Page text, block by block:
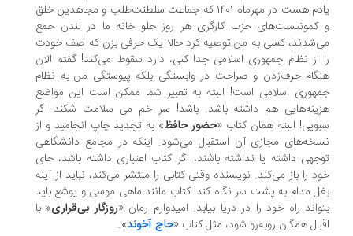
یادم هست در مهرماه ۱۴۰۱ که جماعت سلطنت‌طلب و مجاهدین خلق
حزب کارگری هر روز جلو خانه ما در لندن جمع
کسی به من توصیه کرد حالا یک حرفی بزن که صف خودت
از نظام جمهوری اسلامی جدا کنی، دارد سقوط می‌کند! گفتم الان
حرف‌زدن و صراحت در وابستگی بلکه پیوستگی من به نظام
اسلامی است! البته به تعبیر شما ممکن است این مواضع
هم داشته باشد. باشد! سر خم می‌ سلامت شکند اگر
البته همان کتاب « حضور حافظ» به تجدید چاپ انجامید و از
مجازی آن استقبال می‌شود. اینکه در مجامع دانشگاهی
داشته یا نداشته باشند، اگر کتاب اعتباری داشته باشد، جای
را باز می‌کند. نویسنده وقتی کتابی را منتشر می‌کند، نباید از آینه
مدام به پشت سر نگاه کند!‌ کتاب مانند ماهی موسی و یوشع باید
راه خود را در دریا بیابد. امیدوارم رمان « روزگار بی‌قراری» با
همگان روبه‌رو شود، مثل کتاب «حاج آخوند».